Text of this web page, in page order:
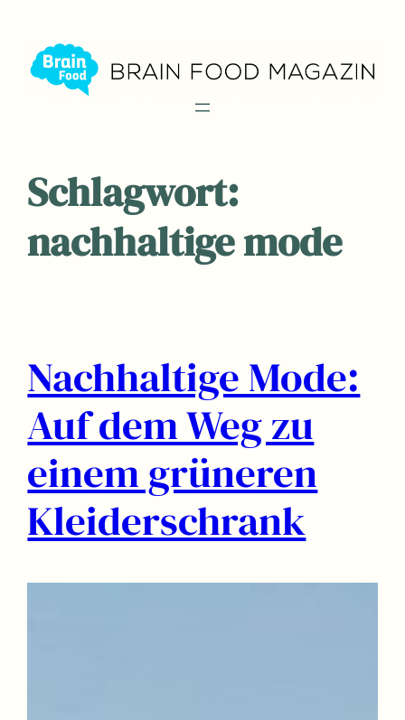
Inhalt
springen
Schlagwort:
nachhaltige mode
Nachhaltige Mode:
Auf dem Weg zu
einem grüneren
Kleiderschrank